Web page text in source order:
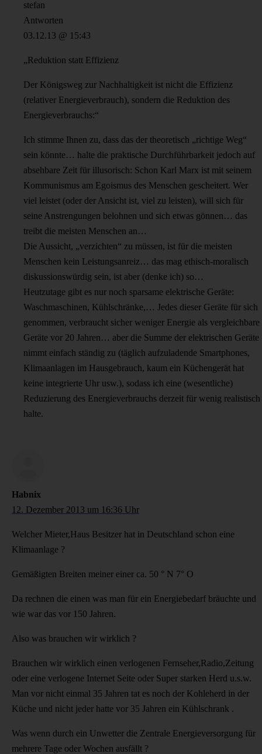
stefan
Antworten
03.12.13 @ 15:43
„Reduktion statt Effizienz
Der Königsweg zur Nachhaltigkeit ist nicht die Effizienz
(relativer Energieverbrauch), sondern die Reduktion des
Energieverbrauchs:“
Ich stimme Ihnen zu, dass das der theoretisch „richtige Weg“
sein könnte… halte die praktische Durchführbarkeit jedoch auf
absehbare Zeit für illusorisch: Schon Karl Marx ist mit seinem
Kommunismus am Egoismus des Menschen gescheitert. Wer
viel leistet (oder der Ansicht ist, viel zu leisten), will sich für
seine Anstrengungen belohnen und sich etwas gönnen… das
treibt die meisten Menschen an…
Die Aussicht, „verzichten“ zu müssen, ist für die meisten
Menschen kein Leistungsanreiz… das mag ethisch-moralisch
diskussionswürdig sein, ist aber (denke ich) so…
Heutzutage gibt es nur noch sparsame elektrische Geräte:
Waschmaschinen, Kühlschränke,… Jedes dieser Geräte für sich
genommen, verbraucht sicher weniger Energie als vergleichbare
Geräte vor 20 Jahren… aber die Summe der elektrischen Geräte
nimmt einfach ständig zu (täglich aufzuladende Smartphones,
Klimaanlagen im Hausgebrauch, kaum ein Küchengerät hat
keine integrierte Uhr usw.), sodass ich eine (wesentliche)
Reduzierung des Energieverbrauchs derzeit für wenig realistisch
halte.
Habnix
12. Dezember 2013 um 16:36 Uhr
Welcher Mieter,Haus Besitzer hat in Deutschland schon eine
Klimaanlage ?
Gemäßigten Breiten meiner einer ca. 50 ° N 7° O
Da rechnen die einen was man für ein Energiebedarf bräuchte und
wie war das vor 150 Jahren.
Also was brauchen wir wirklich ?
Brauchen wir wirklich einen verlogenen Fernseher,Radio,Zeitung
oder eine verlogene Internet Seite oder Super starken Herd u.s.w.
Man vor nicht einmal 35 Jahren tat es noch der Kohleherd in der
Küche und nicht jeder hatte vor 35 Jahren ein Kühlschrank .
Was wenn durch ein Unwetter die Zentrale Energieversorgung für
mehrere Tage oder Wochen ausfällt ?